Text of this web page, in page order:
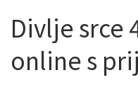
Divlje srce
online s